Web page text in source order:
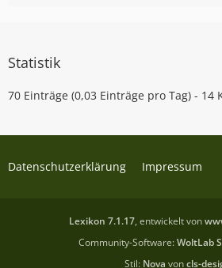
Statistik
70 Einträge (0,03 Einträge pro Tag) - 14
Datenschutzerklärung Impressum
Lexikon 7.1.17, entwickelt von
Community-Software:WoltLab
Stil: Nova voncls-